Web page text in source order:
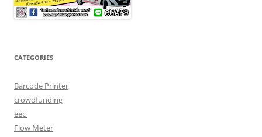
CATEGORIES
Barcode Printer
crowdfunding
eec
Flow Meter